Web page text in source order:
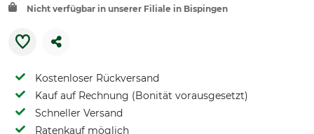
Nicht verfügbar in unserer Filiale in Bispingen
Kostenloser Rückversand
Kauf auf Rechnung (Bonität vorausgesetzt)
Schneller Versand
Ratenkauf möglich